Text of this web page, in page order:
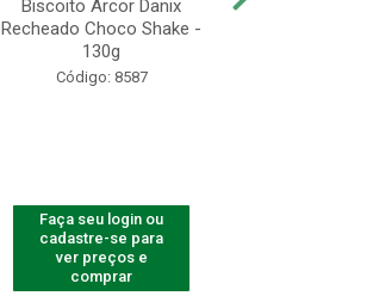
Biscoito Arcor Danix
Recheado Choco Shake -
130g
Código: 8587
Faça seu login ou
cadastre-se para
ver preços e
comprar